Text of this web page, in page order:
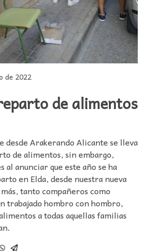
de 2022
de alimentos
desde Arakerando Alicante se lleva
de alimentos, sin embargo,
al anunciar que este año se ha
en Elda, desde nuestra nueva
tanto compañeros como
trabajado hombro con hombro,
a todas aquellas familias